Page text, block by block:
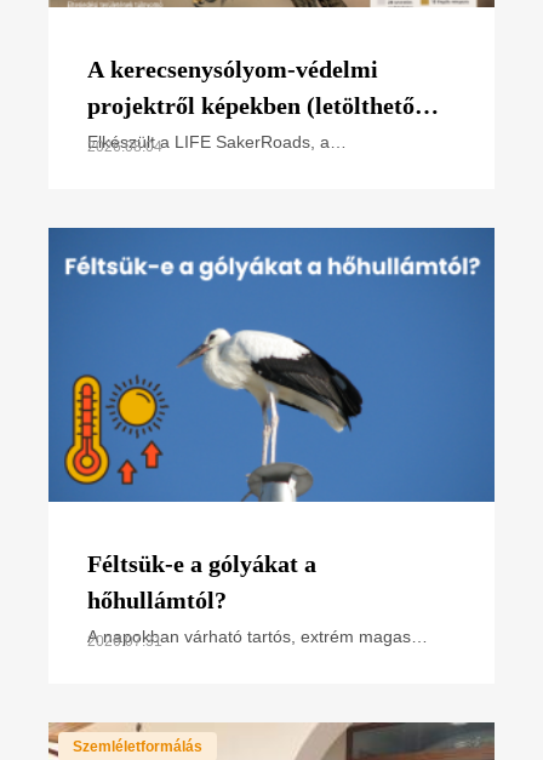
A kerecsenysólyom-védelmi
projektről képekben (letölthető
poszter)
Elkészült a LIFE SakerRoads, a
2026.08.04
Féltsük-e a gólyákat a
hőhullámtól?
A napokban várható tartós, extrém magas
2026.07.31
Szemléletformálás